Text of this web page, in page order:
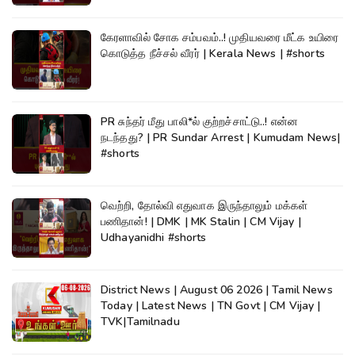
கேரளாவில் சோக சம்பவம்..! முதியவரை மீட்க உயிரை
கொடுத்த நீச்சல் வீரர் | Kerala News | #shorts
PR சுந்தர் மீது பாலி*ல் குற்றச்சாட்டு..! என்ன
நடந்தது? | PR Sundar Arrest | Kumudam News|
#shorts
வெற்றி, தோல்வி எதுவாக இருந்தாலும் மக்கள்
பணிதான்! | DMK | MK Stalin | CM Vijay |
Udhayanidhi #shorts
District News | August 06 2026 | Tamil News
Today | Latest News | TN Govt | CM Vijay |
TVK|Tamilnadu